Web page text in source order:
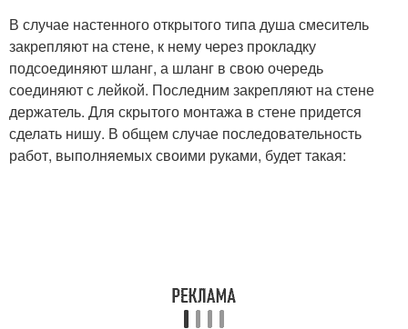
В случае настенного открытого типа душа смеситель
закрепляют на стене, к нему через прокладку
подсоединяют шланг, а шланг в свою очередь
соединяют с лейкой. Последним закрепляют на стене
держатель. Для скрытого монтажа в стене придется
сделать нишу. В общем случае последовательность
работ, выполняемых своими руками, будет такая: